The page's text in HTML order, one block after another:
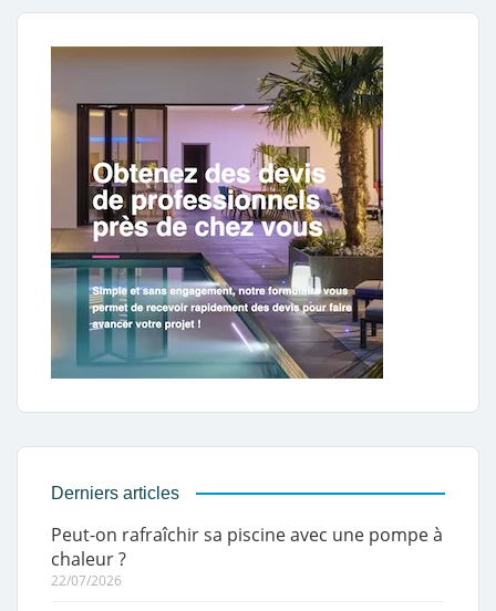
Derniers articles
Peut-on rafraîchir sa piscine avec une pompe à
chaleur ?
22/07/2026